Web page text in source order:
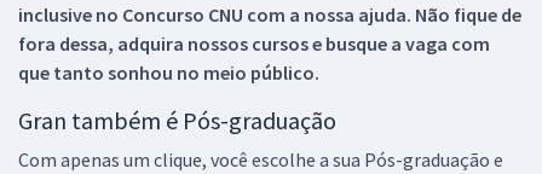
inclusive no Concurso CNU com a nossa ajuda. Não fique de
fora dessa, adquira nossos cursos e busque a vaga com
que tanto sonhou no meio público.
Gran também é Pós-graduação
Com apenas um clique, você escolhe a sua Pós-graduação e